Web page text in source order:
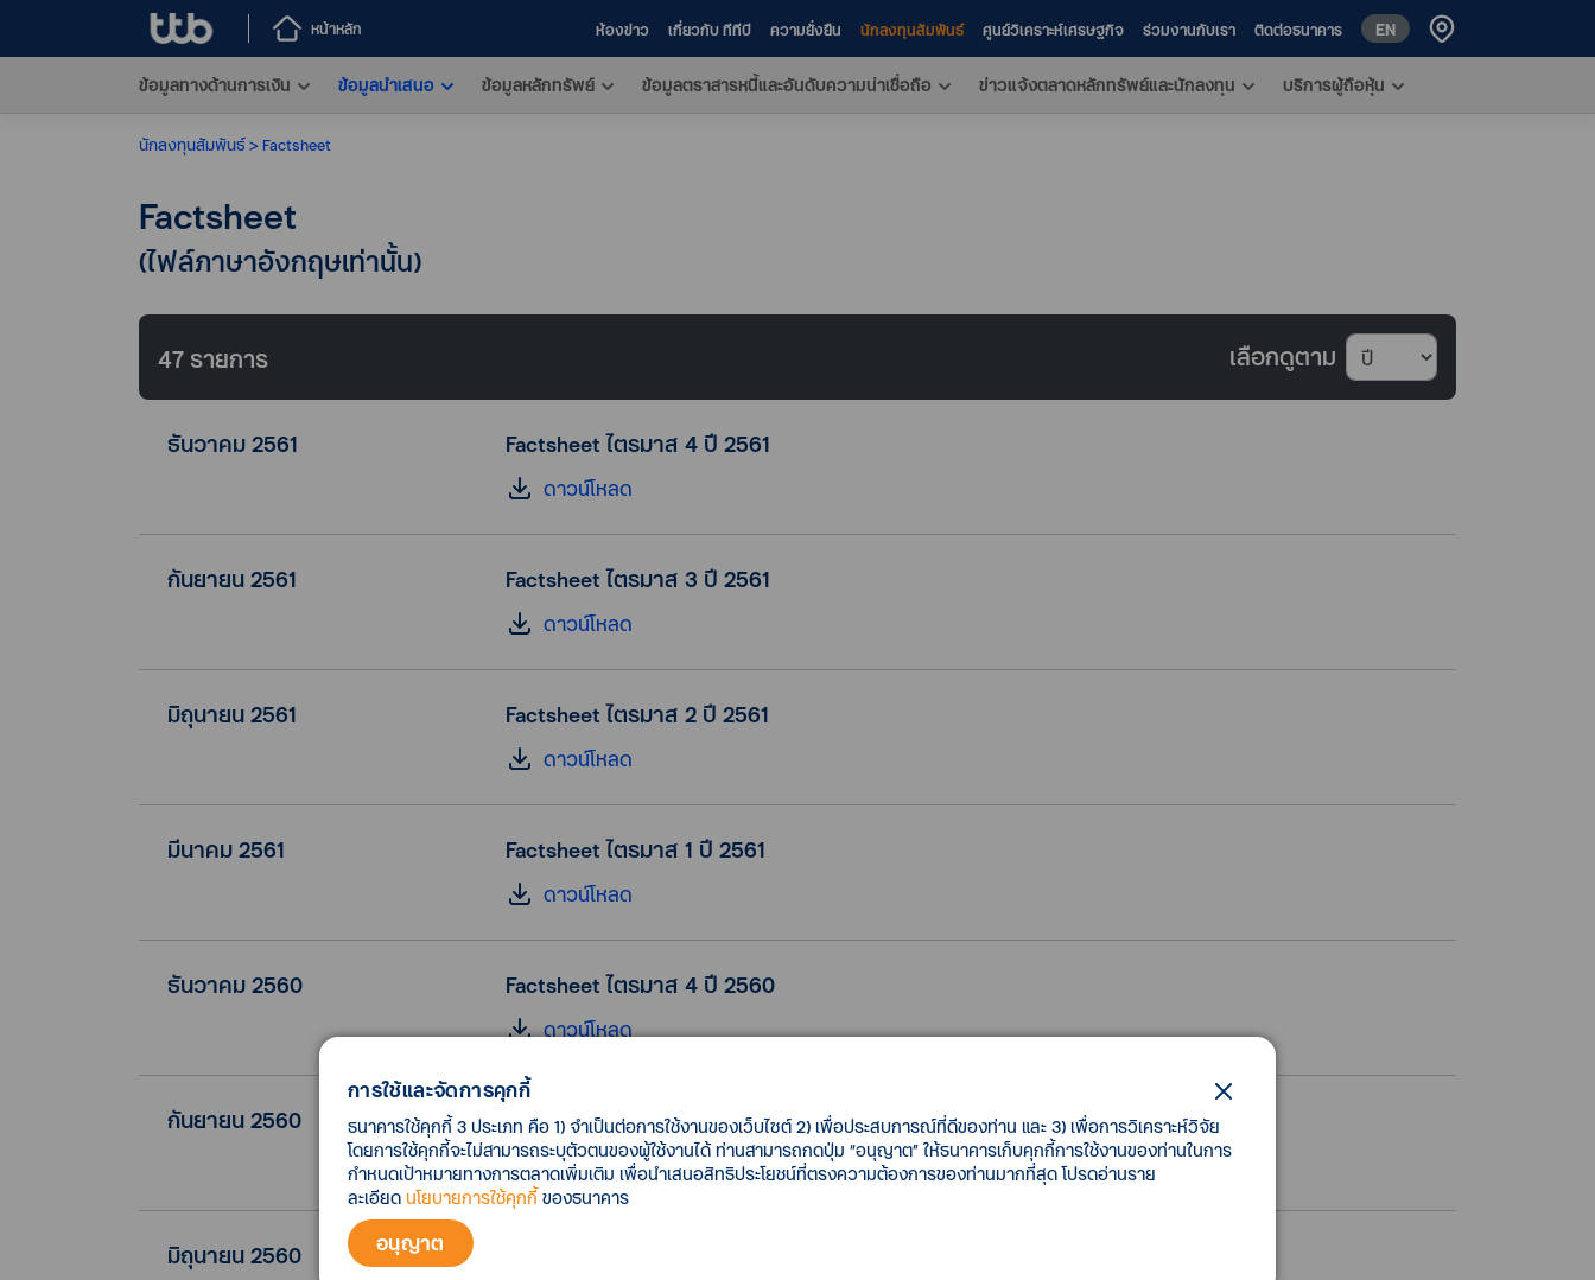
หน้าหลัก ห้องข่าว เกี่ยวกับ ทีทีบี ความยั่งยืน นักลงทุนสัมพันธ์ ศูนย์วิเคราะห์เศรษฐกิจ ร่วมงานกับเรา ติดต่อธนาคาร EN
ข้อมูลทางด้านการเงิน ข้อมูลนำเสนอ ข้อมูลหลักทรัพย์ ข้อมูลตราสารหนี้และอันดับความน่าเชื่อถือ ข่าวแจ้งตลาดหลักทรัพย์และนักลงทุน บริการผู้ถือหุ้น
นักลงทุนสัมพันธ์ Factsheet
Factsheet
(ไฟล์ภาษาอังกฤษเท่านั้น)
47 รายการ เลือกดูตาม
ธันวาคม 2561 Factsheet ไตรมาส 4 ปี 2561
ดาวน์โหลด
กันยายน 2561 Factsheet ไตรมาส 3 ปี 2561
ดาวน์โหลด
มิถุนายน 2561 Factsheet ไตรมาส 2 ปี 2561
ดาวน์โหลด
มีนาคม 2561 Factsheet ไตรมาส 1 ปี 2561
ดาวน์โหลด
ธันวาคม 2560 Factsheet ไตรมาส 4 ปี 2560
ดาวน์โหลด
กันยายน 2560 Factsheet ไตรมาส 3 ปี 2560
ดาวน์โหลด
มิถุนายน 2560
การใช้และจัดการคุกกี้
ธนาคารใช้คุกกี้ 3 ประเภท คือ 1) จำเป็นต่อการใช้งานของเว็บไซต์ 2) เพื่อประสบการณ์ที่ดีของท่าน และ 3) เพื่อการวิเคราะห์วิจัย
โดยการใช้คุกกี้จะไม่สามารถระบุตัวตนของผู้ใช้งานได้ ท่านสามารถกดปุ่ม “อนุญาต” ให้ธนาคารเก็บคุกกี้การใช้งานของท่านในการ
กำหนดเป้าหมายทางการตลาดเพิ่มเติม เพื่อนำเสนอสิทธิประโยชน์ที่ตรงความต้องการของท่านมากที่สุด โปรดอ่านราย
ละเอียด นโยบายการใช้คุกกี้ ของธนาคาร
อนุญาต